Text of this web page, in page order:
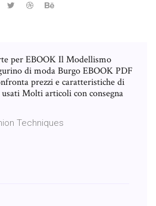
per EBOOK Il Modellismo
di moda Burgo EBOOK PDF
prezzi e caratteristiche di
Molti articoli con consegna
Techniques